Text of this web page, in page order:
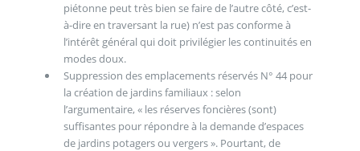
piétonne peut très bien se faire de l’autre côté, c’est-
à-dire en traversant la rue) n’est pas conforme à
l’intérêt général qui doit privilégier les continuités en
modes doux.
Suppression des emplacements réservés N° 44 pour
la création de jardins familiaux : selon
l’argumentaire, « les réserves foncières (sont)
suffisantes pour répondre à la demande d’espaces
de jardins potagers ou vergers ». Pourtant, de